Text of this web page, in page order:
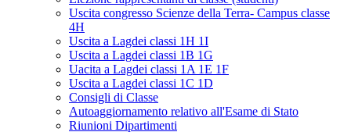
Uscita congresso Scienze della Terra- Campus classe
4H
Uscita a Lagdei classi 1H 1I
Uscita a Lagdei classi 1B 1G
Uacita a Lagdei classi 1A 1E 1F
Uscita a Lagdei classi 1C 1D
Consigli di Classe
Autoaggiornamento relativo all'Esame di Stato
Riunioni Dipartimenti